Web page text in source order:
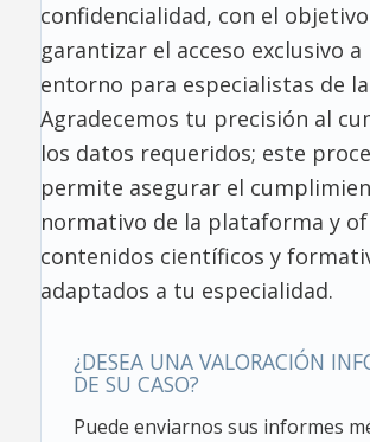
confidencialidad, con el
garantizar el acceso exclusivo
entorno para especialistas de
Agradecemos tu precisión al
los datos requeridos; este
permite asegurar el
normativo de la plataforma y
contenidos científicos y
adaptados a tu especialidad.
¿DESEA UNA VALORACIÓN
DE SU CASO?
Puede enviarnos sus informes